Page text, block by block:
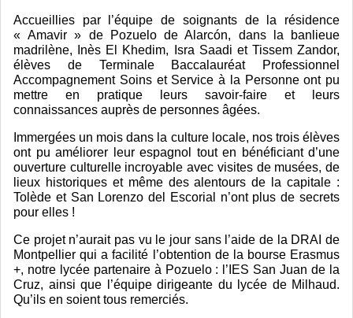
Accueillies par l’équipe de soignants de la résidence
« Amavir » de Pozuelo de Alarcón, dans la banlieue
madrilène, Inès El Khedim, Isra Saadi et Tissem Zandor,
élèves de Terminale Baccalauréat Professionnel
Accompagnement Soins et Service à la Personne ont pu
mettre en pratique leurs savoir-faire et leurs
connaissances auprès de personnes âgées.
Immergées un mois dans la culture locale, nos trois élèves
ont pu améliorer leur espagnol tout en bénéficiant d’une
ouverture culturelle incroyable avec visites de musées, de
lieux historiques et même des alentours de la capitale :
Tolède et San Lorenzo del Escorial n’ont plus de secrets
pour elles !
Ce projet n’aurait pas vu le jour sans l’aide de la DRAI de
Montpellier qui a facilité l’obtention de la bourse Erasmus
+, notre lycée partenaire à Pozuelo : l’IES San Juan de la
Cruz, ainsi que l’équipe dirigeante du lycée de Milhaud.
Qu’ils en soient tous remerciés.